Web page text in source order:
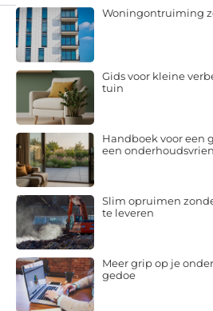
Woningontruiming
Gids voor kleine
tuin
Handboek voor een
een
Slim opruimen
te leveren
Meer grip op je
gedoe